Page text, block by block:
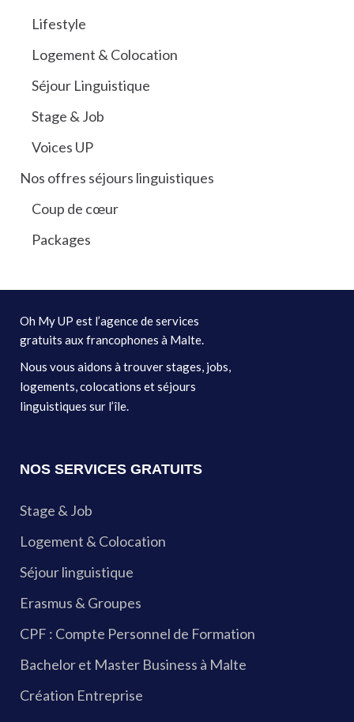
Lifestyle
Logement & Colocation
Séjour Linguistique
Stage & Job
Voices UP
Nos offres séjours linguistiques
Coup de cœur
Packages
Oh My UP est l’agence de services
gratuits aux francophones à Malte.
Nous vous aidons à trouver stages, jobs,
logements, colocations et séjours
linguistiques sur l’île.
NOS SERVICES GRATUITS
Stage & Job
Logement & Colocation
Séjour linguistique
Erasmus & Groupes
CPF : Compte Personnel de Formation
Bachelor et Master Business à Malte
Création Entreprise